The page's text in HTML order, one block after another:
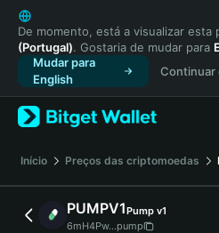
English
日本語
Tiếng Việt
Русский
Español (Latinoamérica)
Türkçe
Français
Deutsch
繁體中文
De momento, está a visualizar esta
(Portugal). Gostaria de mudar para
Mudar para
English
Continuar
Início Preços das criptomoedas
PUMPV1Pump v1
6mH4Pw...pump